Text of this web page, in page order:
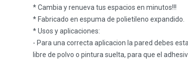
* Cambia y renueva tus espacios en minutos!!!
* Fabricado en espuma de polietileno expandido.
* Usos y aplicaciones:
- Para una correcta aplicacion la pared debes
libre de polvo o pintura suelta, para que el